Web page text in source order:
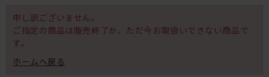
申し訳ございません。
ご指定の商品は販売終了か、ただ今お取扱いできない商品で
す。
ホームへ戻る